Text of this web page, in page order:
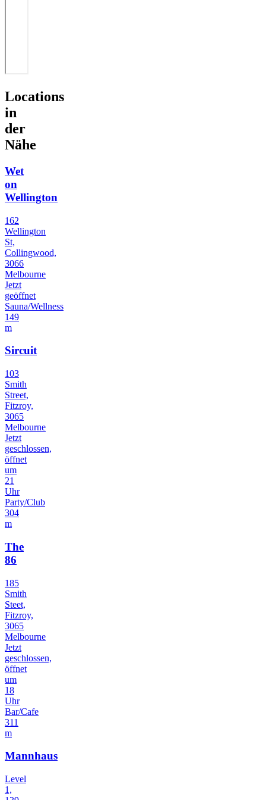
Locations
in
der
Nähe
Wet
on
Wellington
162
Wellington
St,
Collingwood,
3066
Melbourne
Jetzt
geöffnet
Sauna/Wellness
149
m
Sircuit
103
Smith
Street,
Fitzroy,
3065
Melbourne
Jetzt
geschlossen,
öffnet
um
21
Uhr
Party/Club
304
m
The
86
185
Smith
Steet,
Fitzroy,
3065
Melbourne
Jetzt
geschlossen,
öffnet
um
18
Uhr
Bar/Cafe
311
m
Mannhaus
Level
1,